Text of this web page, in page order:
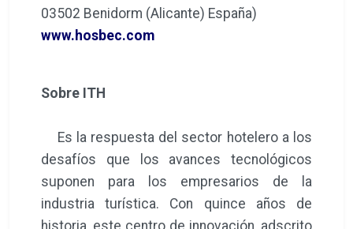
03502 Benidorm (Alicante) España)
www.hosbec.com
Sobre ITH
Es la respuesta del sector hotelero a los
desafíos que los avances tecnológicos
suponen para los empresarios de la
industria turística. Con quince años de
historia, este centro de innovación, adscrito